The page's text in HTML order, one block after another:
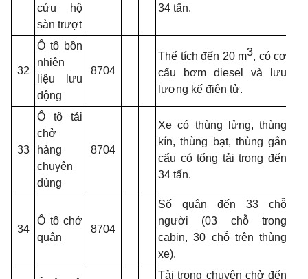
cứu hộ
sàn trượt
34 tấn.
32
Ô tô bồn
nhiên
liệu lưu
động
8704
Thể tích đến 20 m3, có cơ
cấu bơm diesel và lưu
lượng kế điện tử.
33
Ô tô tải
chở
hàng
chuyên
dùng
8704
Xe có thùng lửng, thùng
kín, thùng bạt, thùng gắn
cẩu có tổng tải trọng đến
34 tấn.
34
Ô tô chở
quân
8704
Số quân đến 33 chỗ
người (03 chỗ trong
cabin,30 chỗ trên thùng
xe).
Tải trọng chuyên chở đến